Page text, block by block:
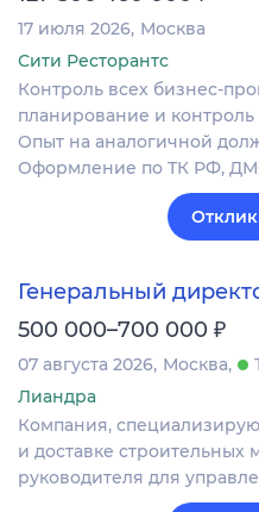
17 июля 2026 Москва
Сити Ресторантс
Контроль всех бизнес-
планирование и
Опыт на аналогичной
Оформление по ТК РФ,
Генеральный
500 000–700 000 ₽
07 августа 2026 Москва
Лиандра
Компания,
и доставке строительных
руководителя для